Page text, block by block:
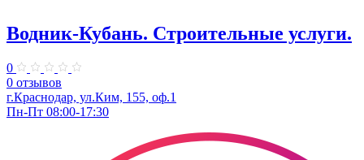
Водник-Кубань. Строительные услуги.
0
0 отзывов
г.Краснодар, ул.Ким, 155, оф.1
Пн-Пт 08:00-17:30